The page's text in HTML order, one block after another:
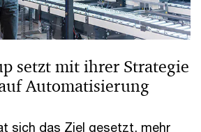
setzt mit ihrer Strategie
Automatisierung
sich das Ziel gesetzt, mehr